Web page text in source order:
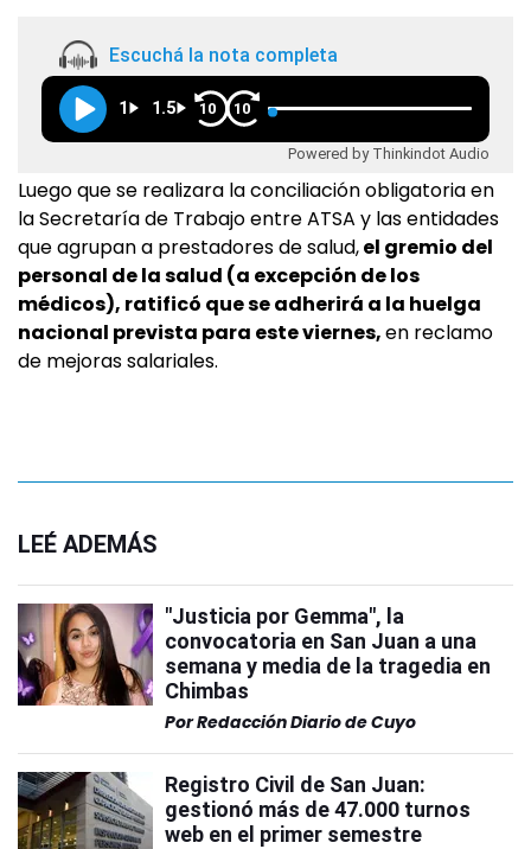
Escuchá la nota completa
1 1.5 10 10
Powered by Thinkindot Audio
Luego que se realizara la conciliación obligatoria en
la Secretaría de Trabajo entre ATSA y las entidades
que agrupan a prestadores de salud,el gremio del
personal de la salud (a excepción de los
médicos), ratificó que se adherirá a la huelga
nacional prevista para este viernes,en reclamo
de mejoras salariales.
LEÉ ADEMÁS
"Justicia por Gemma", la
convocatoria en San Juan a una
semana y media de la tragedia en
Chimbas
PorRedacción Diario de Cuyo
Registro Civil de San Juan:
gestionó más de 47.000 turnos
web en el primer semestre